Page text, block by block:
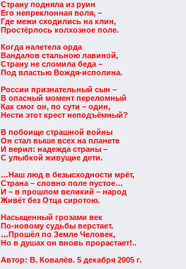
Страну подняла из руин
Его непреклонная воля, –
Где межи сходились на клин,
Простёрлось колхозное поле.
Когда налетела орда
Вандалов стальною лавиной,
Страну не сломила беда –
Под властью Вождя-исполина.
России признательный сын –
В опасный момент переломный
Как смог он, по сути – один,
Нести этот крест неподъёмный?
В побоище страшной войны
Он стал выше всех на планете
И верил: надежда страны –
С улыбкой живущие дети.
…Наш люд в безысходности мрёт,
Страна – словно поле пустое…
И – в прошлом великий – народ
Живёт без Отца сиротою.
Насыщенный грозами век
По-новому судьбы верстает.
…Прошёл по Земле Человек,
Но в душах он вновь прорастает!..
Автор: В. Ковалёв. 5 декабря 2005 г.